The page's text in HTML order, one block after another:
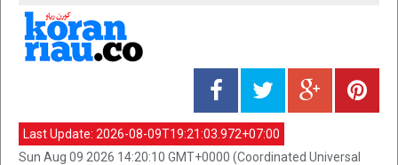
Last Update: 2026-08-09T19:21:03.972+07:00
Sun Aug 09 2026 14:20:10 GMT+0000 (Coordinated Universal